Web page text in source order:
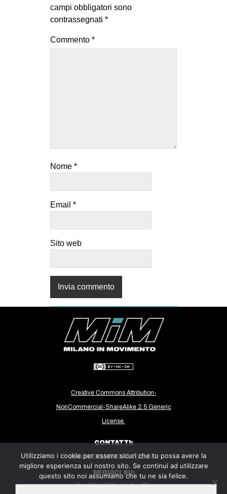
campi obbligatori sono
contrassegnati *
Commento *
Nome *
Email *
Sito web
Creative Commons Attribution-
NonCommercial-ShareAlike 2.5 Generic
License.
CONTATTI:
milanoinmovimento@gmail.com
SEGUICI SU:
Utilizziamo i cookie per essere sicuri che tu possa avere la
migliore esperienza sul nostro sito. Se continui ad utilizzare
questo sito noi assumiamo che tu ne sia felice.